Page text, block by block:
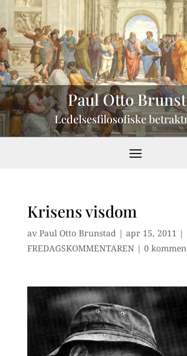
Paul Otto
Ledelsesfilosofiske
Krisens visdom
av Paul Otto Brunstad| apr 15, 2011 |
FREDAGSKOMMENTAREN| 0